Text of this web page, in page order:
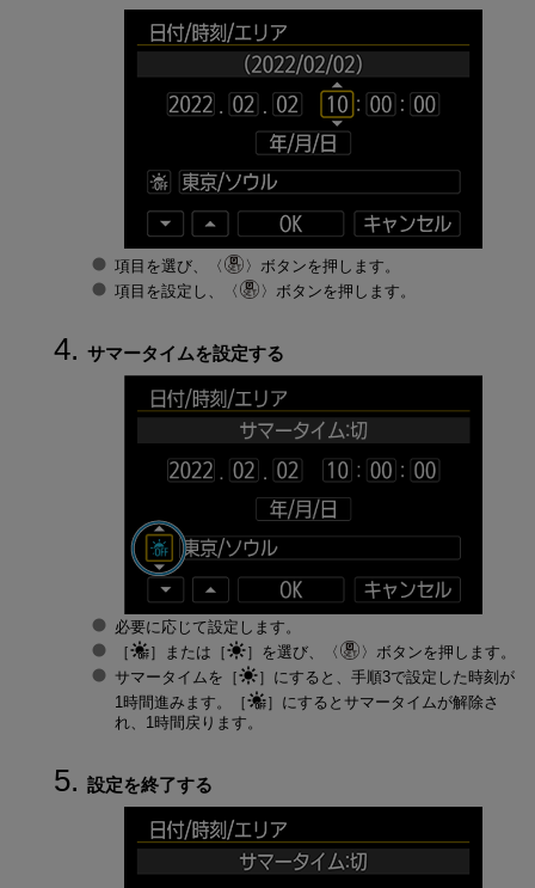
項目を選び、
ボタンを押します。
項目を設定し、
ボタンを押します。
サマータイムを設定する
必要に応じて設定します。
［
］または［ ］を選び、
ボタンを押します。
サマータイムを［
］にすると、手順3で設定した時刻が
1時間進みます。［
］にするとサマータイムが解除さ
れ、1時間戻ります。
設定を終了する